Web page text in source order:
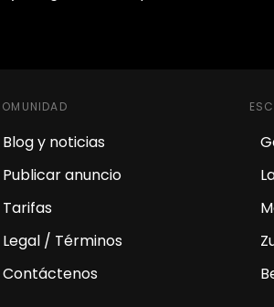
Blog y noticias
Publicar anuncio
Tarifas
Legal / Términos
Contáctenos